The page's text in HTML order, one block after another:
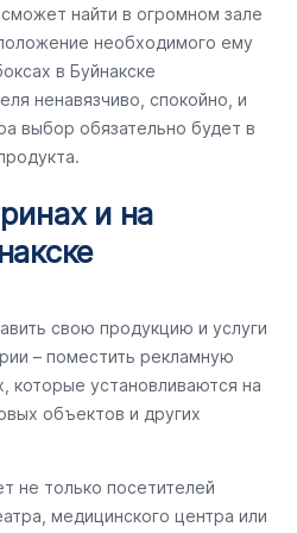
найти в огромном зале
необходимого ему
в Буйнакске
ненавязчиво, спокойно, и
выбор обязательно будет в
и на
свою продукцию и услуги
– поместить рекламную
которые установливаются на
объектов и других
не только посетителей
медицинского центра или